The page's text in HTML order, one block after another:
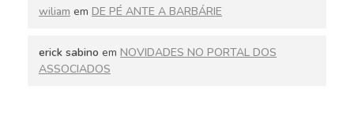
wiliam em DE PÉ ANTE A BARBÁRIE
erick sabino em NOVIDADES NO PORTAL DOS
ASSOCIADOS